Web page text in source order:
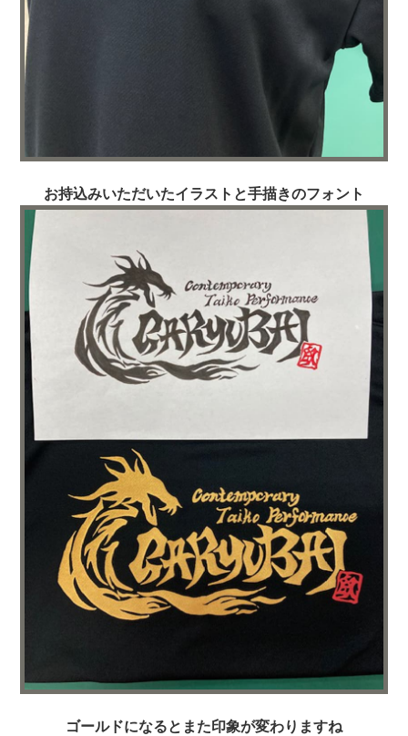
お持込みいただいたイラストと手描きのフォント
ゴールドになるとまた印象が変わりますね